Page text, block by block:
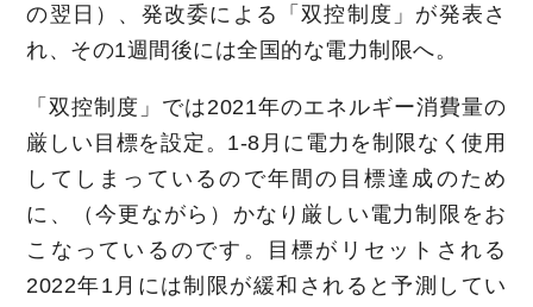
の翌日）、発改委による「双控制度」が発表さ
れ、その1週間後には全国的な電力制限へ。
「双控制度」では2021年のエネルギー消費量の
厳しい目標を設定。1-8月に電力を制限なく使用
してしまっているので年間の目標達成のため
に、（今更ながら）かなり厳しい電力制限をお
こなっているのです。目標がリセットされる
2022年1月には制限が緩和されると予測してい